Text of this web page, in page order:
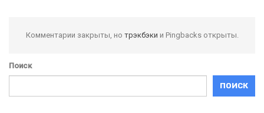
Комментарии закрыты, но трэкбэки и Pingbacks открыты.
Поиск
ПОИСК